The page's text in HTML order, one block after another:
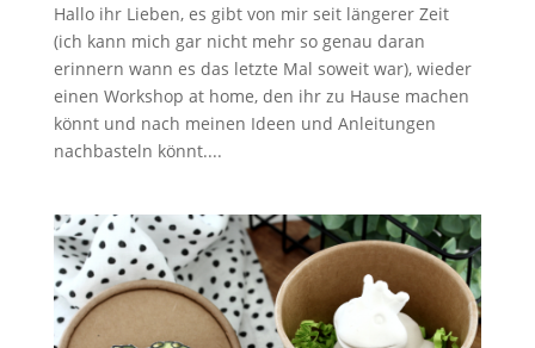
Hallo ihr Lieben, es gibt von mir seit längerer Zeit
(ich kann mich gar nicht mehr so genau daran
erinnern wann es das letzte Mal soweit war), wieder
einen Workshop at home, den ihr zu Hause machen
könnt und nach meinen Ideen und Anleitungen
nachbasteln könnt....